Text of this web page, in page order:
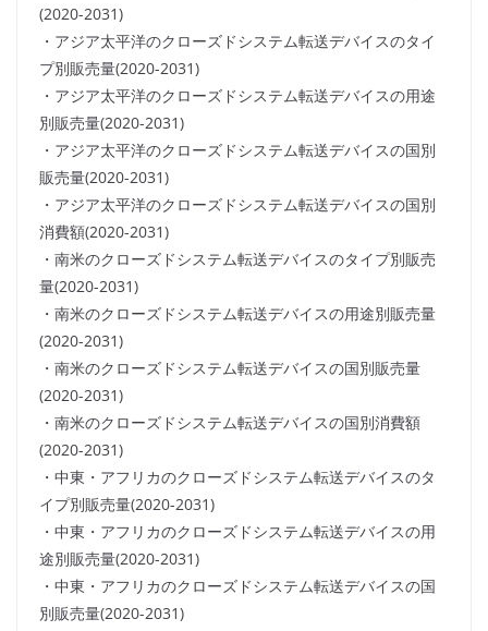
(2020-2031)
・アジア太平洋のクローズドシステム転送デバイスのタイ
プ別販売量(2020-2031)
・アジア太平洋のクローズドシステム転送デバイスの用途
別販売量(2020-2031)
・アジア太平洋のクローズドシステム転送デバイスの国別
販売量(2020-2031)
・アジア太平洋のクローズドシステム転送デバイスの国別
消費額(2020-2031)
・南米のクローズドシステム転送デバイスのタイプ別販売
量(2020-2031)
・南米のクローズドシステム転送デバイスの用途別販売量
(2020-2031)
・南米のクローズドシステム転送デバイスの国別販売量
(2020-2031)
・南米のクローズドシステム転送デバイスの国別消費額
(2020-2031)
・中東・アフリカのクローズドシステム転送デバイスのタ
イプ別販売量(2020-2031)
・中東・アフリカのクローズドシステム転送デバイスの用
途別販売量(2020-2031)
・中東・アフリカのクローズドシステム転送デバイスの国
別販売量(2020-2031)